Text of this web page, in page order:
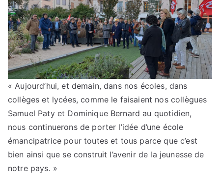
« Aujourd’hui, et demain, dans nos écoles, dans
collèges et lycées, comme le faisaient nos collègues
Samuel Paty et Dominique Bernard au quotidien,
nous continuerons de porter l’idée d’une école
émancipatrice pour toutes et tous parce que c’est
bien ainsi que se construit l’avenir de la jeunesse de
notre pays. »